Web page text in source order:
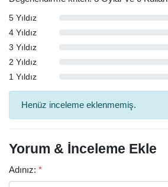
5 Yıldız
4 Yıldız
3 Yıldız
2 Yıldız
1 Yıldız
Henüz inceleme eklenmemiş.
Yorum & İnceleme Ekle
Adınız: *